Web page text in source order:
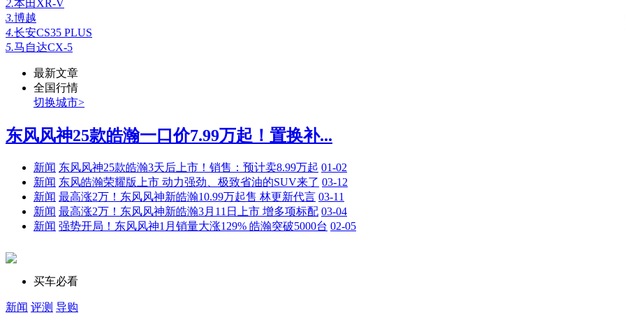
2.本田XR-V
3.博越
4.长安CS35 PLUS
5.马自达CX-5
最新文章
全国行情
切换城市>
东风风神25款皓瀚一口价7.99万起！置换补...
新闻 东风风神25款皓瀚3天后上市！销售：预计卖8.99万起 01-02
新闻 东风皓瀚荣耀版上市 动力强劲、极致省油的SUV来了 03-12
新闻 最高涨2万！东风风神新皓瀚10.99万起售 林更新代言 03-11
新闻 最高涨2万！东风风神新皓瀚3月11日上市 增多项标配 03-04
新闻 强势开局！东风风神1月销量大涨129% 皓瀚突破5000台 02-05
买车必看
新闻 评测 导购